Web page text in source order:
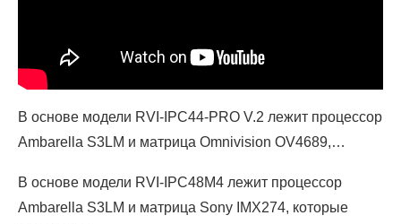
В основе модели RVI-IPC44-PRO V.2 лежит процессор
Ambarella S3LM и матрица Omnivision OV4689,…
В основе модели RVI-IPC48M4 лежит процессор
Ambarella S3LM и матрица Sony IMX274, которые